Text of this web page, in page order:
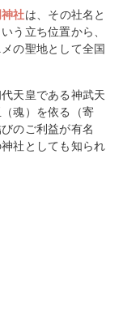
社は、その社名と
う立ち位置から、
の聖地として全国
天皇である神武天
魂）を依る（寄
のご利益が有名
社としても知られ